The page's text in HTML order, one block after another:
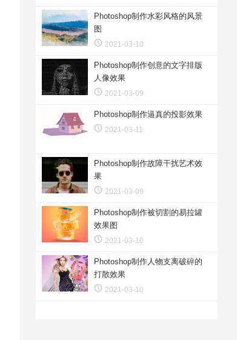
Photoshop制作水彩风格的风景
图
2021-03-10
Photoshop制作创意的文字排版
人像效果
2021-03-09
Photoshop制作逼真的投影效果
2021-03-11
Photoshop制作故障干扰艺术效
果
2021-03-09
Photoshop制作被切割的易拉罐
效果图
2021-03-10
Photoshop制作人物支离破碎的
打散效果
2021-03-10